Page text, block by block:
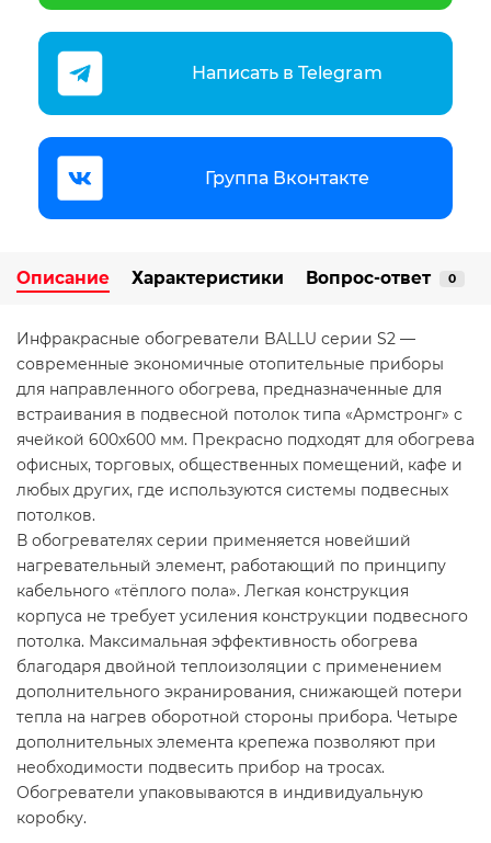
Написать в Telegram
Группа Вконтакте
Описание Характеристики Вопрос-ответ 0
Инфракрасные обогреватели BALLU серии S2 —
современные экономичные отопительные приборы
для направленного обогрева, предназначенные для
встраивания в подвесной потолок типа «Армстронг» с
ячейкой 600х600 мм. Прекрасно подходят для обогрева
офисных, торговых, общественных помещений, кафе и
любых других, где используются системы подвесных
потолков.
В обогревателях серии применяется новейший
нагревательный элемент, работающий по принципу
кабельного «тёплого пола». Легкая конструкция
корпуса не требует усиления конструкции подвесного
потолка. Максимальная эффективность обогрева
благодаря двойной теплоизоляции с применением
дополнительного экранирования, снижающей потери
тепла на нагрев оборотной стороны прибора. Четыре
дополнительных элемента крепежа позволяют при
необходимости подвесить прибор на тросах.
Обогреватели упаковываются в индивидуальную
коробку.